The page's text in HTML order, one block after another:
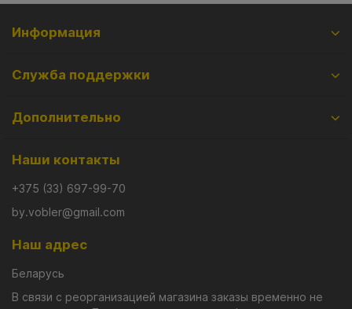
Информация
Служба поддержки
Дополнительно
Наши контакты
+375 (33) 697-99-70
by.vobler@gmail.com
Наш адрес
Беларусь
В связи с реорганизацией магазина заказы временно не